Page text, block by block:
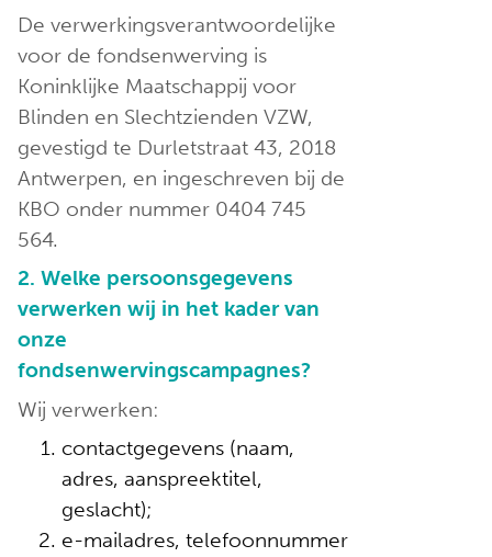
De verwerkingsverantwoordelijke
voor de fondsenwerving is
Koninklijke Maatschappij voor
Blinden en Slechtzienden VZW,
gevestigd te Durletstraat 43, 2018
Antwerpen, en ingeschreven bij de
KBO onder nummer 0404 745
564.
2. Welke persoonsgegevens
verwerken wij in het kader van
onze
fondsenwervingscampagnes?
Wij verwerken:
contactgegevens (naam,
adres, aanspreektitel,
geslacht);
e-mailadres, telefoonnummer